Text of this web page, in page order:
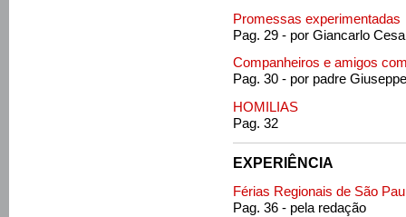
Promessas experimentadas
Pag. 29 - por Giancarlo
Companheiros e amigos
Pag. 30 - por padre
HOMILIAS
Pag. 32
EXPERIÊNCIA
Férias Regionais de São
Pag. 36 - pela redação